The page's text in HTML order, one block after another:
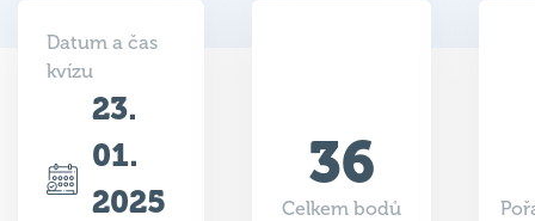
Datum a čas
kvízu
23.
01.
2025
36
Celkem bodů